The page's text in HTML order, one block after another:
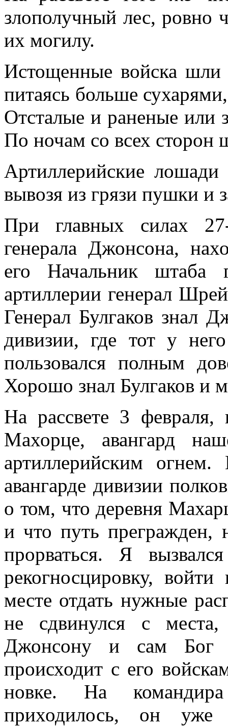
злополучный лес, ровно
их могилу.
Истощенные войска шли
питаясь больше
Отсталые и раненые или
По ночам со всех сторон
Артиллерийские
вывозя из грязи пушки и
При главных силах
генерала Джонсона,
его Начальник штаба
артиллерии генерал
Генерал Булгаков знал
дивизии, где тот у
пользовался полным
Хорошо знал Булгаков и
На рассвете 3 февраля,
Махорце, авангард
артиллерийским
авангарде дивизии
о том, что деревня
и что путь прегражден,
прорваться. Я
рекогносцировку,
месте отдать нужные
не сдвинулся с места,
Джонсону и сам Бог
происхо­дит с его
новке. На
приходилось, он уже